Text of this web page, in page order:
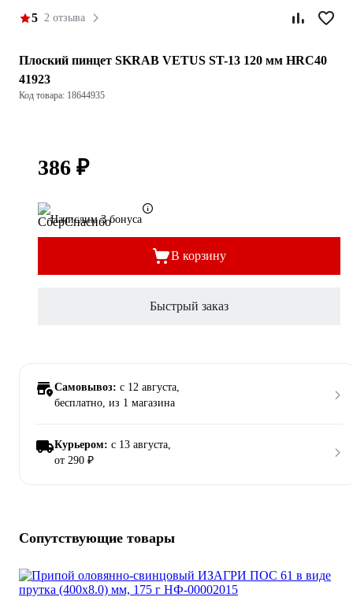
5 2 отзыва
Плоский пинцет SKRAB VETUS ST-13 120 мм HRC40
41923
Код товара: 18644935
386 ₽
Начислим 3 бонуса
В корзину
Быстрый заказ
Самовывоз: c 12 августа,
бесплатно, из 1 магазина
Курьером: c 13 августа,
от 290 ₽
Сопутствующие товары